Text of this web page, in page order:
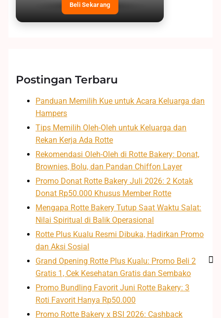
Beli Sekarang
Postingan Terbaru
Panduan Memilih Kue untuk Acara Keluarga dan
Hampers
Tips Memilih Oleh-Oleh untuk Keluarga dan
Rekan Kerja Ada Rotte
Rekomendasi Oleh-Oleh di Rotte Bakery: Donat,
Brownies, Bolu, dan Pandan Chiffon Layer
Promo Donat Rotte Bakery Juli 2026: 2 Kotak
Donat Rp50.000 Khusus Member Rotte
Mengapa Rotte Bakery Tutup Saat Waktu Salat:
Nilai Spiritual di Balik Operasional
Rotte Plus Kualu Resmi Dibuka, Hadirkan Promo
dan Aksi Sosial
Grand Opening Rotte Plus Kualu: Promo Beli 2
Gratis 1, Cek Kesehatan Gratis dan Sembako
Promo Bundling Favorit Juni Rotte Bakery: 3
Roti Favorit Hanya Rp50.000
Promo Rotte Bakery x BSI 2026: Cashback